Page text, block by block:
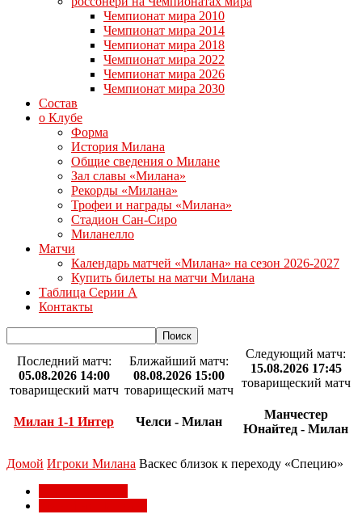
Чемпионат мира 2010
Чемпионат мира 2014
Чемпионат мира 2018
Чемпионат мира 2022
Чемпионат мира 2026
Чемпионат мира 2030
Состав
о Клубе
Форма
История Милана
Общие сведения о Милане
Зал славы «Милана»
Рекорды «Милана»
Трофеи и награды «Милана»
Стадион Сан-Сиро
Миланелло
Матчи
Календарь матчей «Милана» на сезон 2026-2027
Купить билеты на матчи Милана
Таблица Серии А
Контакты
Последний матч:
05.08.2026 14:00
товарищеский матч
Милан 1-1 Интер
Ближайший матч:
08.08.2026 15:00
товарищеский матч
Челси - Милан
Следующий матч:
15.08.2026 17:45
товарищеский матч
Манчестер
Юнайтед - Милан
Домой Игроки Милана Васкес близок к переходу «Специю»